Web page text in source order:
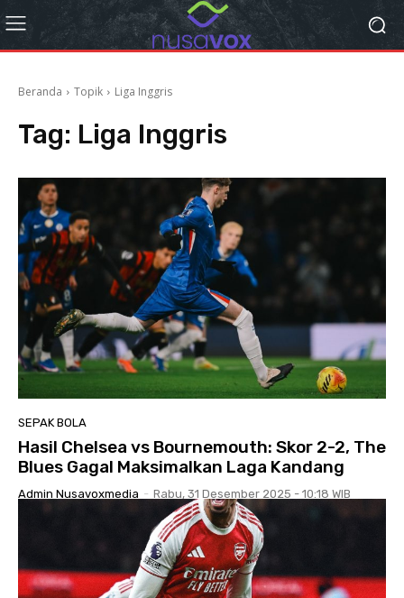
Beranda Topik Liga Inggris
Tag: Liga Inggris
SEPAK BOLA
Hasil Chelsea vs Bournemouth: Skor 2-2, The
Blues Gagal Maksimalkan Laga Kandang
Admin Nusavoxmedia - Rabu, 31 Desember 2025 - 10:18 WIB